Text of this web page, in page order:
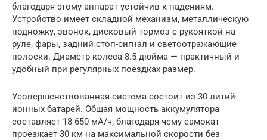
благодаря этому аппарат устойчив к падениям.
Устройство имеет складной механизм, металлическую
подножку, звонок, дисковый тормоз с рукояткой на
руле, фары, задний стоп-сигнал и светоотражающие
полоски. Диаметр колеса 8.5 дюйма — практичный и
удобный при регулярных поездках размер.
Усовершенствованная система состоит из 30 литий-
ионных батарей. Общая мощность аккумулятора
составляет 18 650 мА/ч, благодаря чему самокат
проезжает 30 км на максимальной скорости без